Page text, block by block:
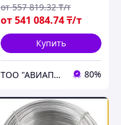
от541 084.74₸/т
от 557 819.32 ₸/т
Купить
ТОО "АВИАПРОМСТАЛЬ" 80%